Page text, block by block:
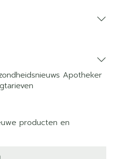
Apotheker
producten en